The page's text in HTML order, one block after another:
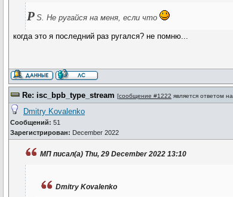
P S. Не ругайся на меня, если что
когда это я последний раз ругался? не помню...
Re: isc_bpb_type_stream [сообщение #1222 является ответом на
Dmitry Kovalenko
Сообщений: 51
Зарегистрирован: December 2022
МП писал(а) Thu, 29 December 2022 13:10
Dmitry Kovalenko